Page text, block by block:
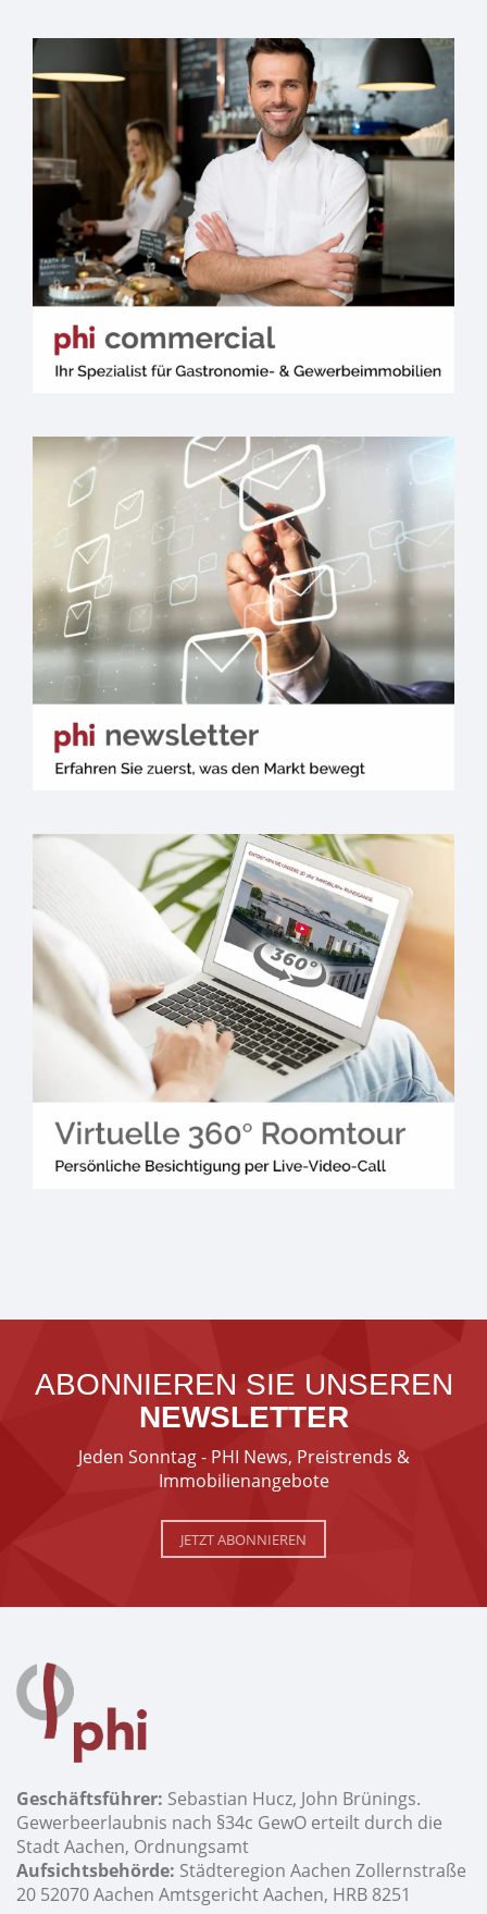
ABONNIEREN SIE UNSEREN
NEWSLETTER
Jeden Sonntag - PHI News, Preistrends &
Immobilienangebote
JETZT ABONNIEREN
Geschäftsführer: Sebastian Hucz, John Brünings.
Gewerbeerlaubnis nach §34c GewO erteilt durch die
Stadt Aachen, Ordnungsamt
Aufsichtsbehörde: Städteregion Aachen Zollernstraße
20 52070 Aachen Amtsgericht Aachen, HRB 8251